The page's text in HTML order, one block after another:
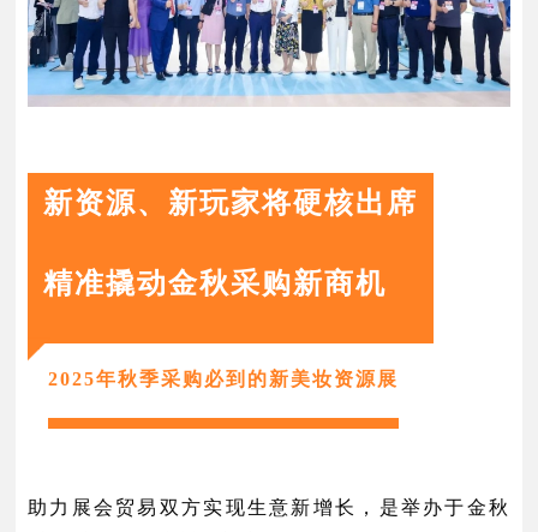
新资源、新玩家将硬核出席
精准撬动金秋采购新商机
2025年秋季采购必到的新美妆资源展
助力展会贸易双方实现生意新增长，是举办于金秋